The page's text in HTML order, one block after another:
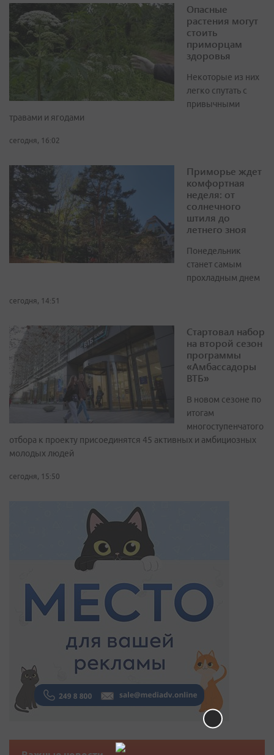
Опасные
растения могут
стоить
приморцам
здоровья
Некоторые из них
легко спутать с
привычными
травами и ягодами
сегодня, 16:02
Приморье ждет
комфортная
неделя: от
солнечного
штиля до
летнего зноя
Понедельник
станет самым
прохладным днем
сегодня, 14:51
Стартовал набор
на второй сезон
программы
«Амбассадоры
ВТБ»
В новом сезоне по
итогам
многоступенчатого
отбора к проекту присоединятся 45 активных и амбициозных
молодых людей
сегодня, 15:50